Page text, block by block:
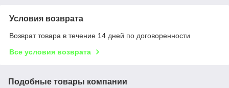
Условия возврата
Возврат товара в течение 14 дней по договоренности
Все условия возврата
Подобные товары компании